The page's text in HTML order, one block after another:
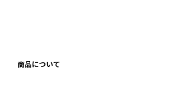
商品について